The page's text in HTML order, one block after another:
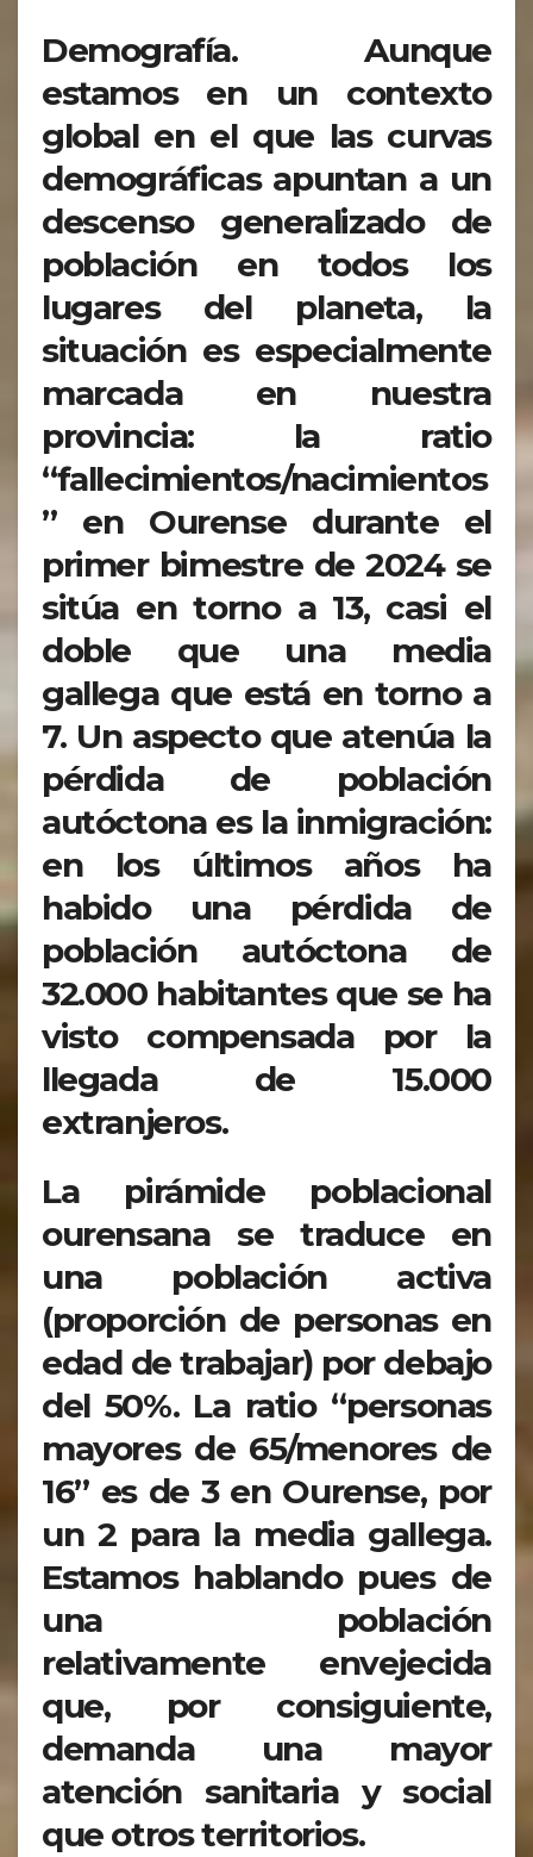
Demografía. Aunque
estamos en un contexto
global en el que las curvas
demográficas apuntan a un
descenso generalizado de
población en todos los
lugares del planeta, la
situación es especialmente
marcada en nuestra
provincia: la ratio
“fallecimientos/nacimientos
” en Ourense durante el
primer bimestre de 2024 se
sitúa en torno a 13, casi el
doble que una media
gallega que está en torno a
7. Un aspecto que atenúa la
pérdida de población
autóctona es la inmigración:
en los últimos años ha
habido una pérdida de
población autóctona de
32.000 habitantes que se ha
visto compensada por la
llegada de 15.000
extranjeros.
La pirámide poblacional
ourensana se traduce en
una población activa
(proporción de personas en
edad de trabajar) por debajo
del 50%. La ratio “personas
mayores de 65/menores de
16” es de 3 en Ourense, por
un 2 para la media gallega.
Estamos hablando pues de
una población
relativamente envejecida
que, por consiguiente,
demanda una mayor
atención sanitaria y social
que otros territorios.